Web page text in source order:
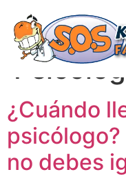
¿Cuándo
no debes